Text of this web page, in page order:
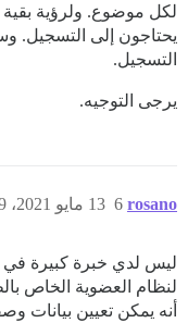
لكل موضوع. ولرؤية بقية
يحتاجون إلى التسجيل.
التسجيل.
يرجى التوجيه.
rosano 13 مايو 2021، 10:39ص 6
ليس لدي خبرة كبيرة في
لنظام العضوية الخاص
أنه يمكن تعيين بيانات